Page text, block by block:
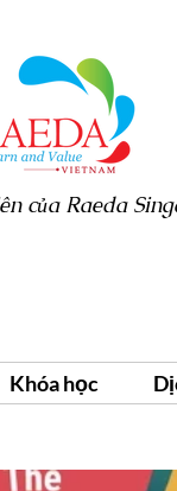
của Raeda
Khóa học